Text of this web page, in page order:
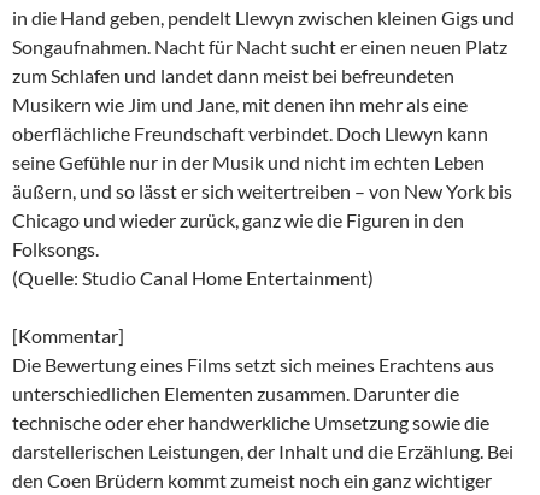
in die Hand geben, pendelt Llewyn zwischen kleinen Gigs und
Songaufnahmen. Nacht für Nacht sucht er einen neuen Platz
zum Schlafen und landet dann meist bei befreundeten
Musikern wie Jim und Jane, mit denen ihn mehr als eine
oberflächliche Freundschaft verbindet. Doch Llewyn kann
seine Gefühle nur in der Musik und nicht im echten Leben
äußern, und so lässt er sich weitertreiben – von New York bis
Chicago und wieder zurück, ganz wie die Figuren in den
Folksongs.
(Quelle: Studio Canal Home Entertainment)
[Kommentar]
Die Bewertung eines Films setzt sich meines Erachtens aus
unterschiedlichen Elementen zusammen. Darunter die
technische oder eher handwerkliche Umsetzung sowie die
darstellerischen Leistungen, der Inhalt und die Erzählung. Bei
den Coen Brüdern kommt zumeist noch ein ganz wichtiger